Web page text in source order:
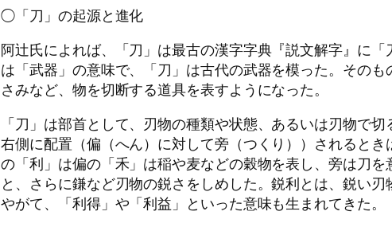
◯「刀」の起源と進化
阿辻氏によれば、「刀」は最古の漢字字典『説文解字』に「
は「武器」の意味で、「刀」は古代の武器を模った。その
さみなど、物を切断する道具を表すようになった。
「刀」は部首として、刃物の種類や状態、あるいは刃物で
右側に配置（偏（へん）に対して旁（つくり））されると
の「利」は偏の「禾」は稲や麦などの穀物を表し、旁は刀
と、さらに鎌など刃物の鋭さをしめした。鋭利とは、鋭い刃
やがて、「利得」や「利益」といった意味も生まれてきた。